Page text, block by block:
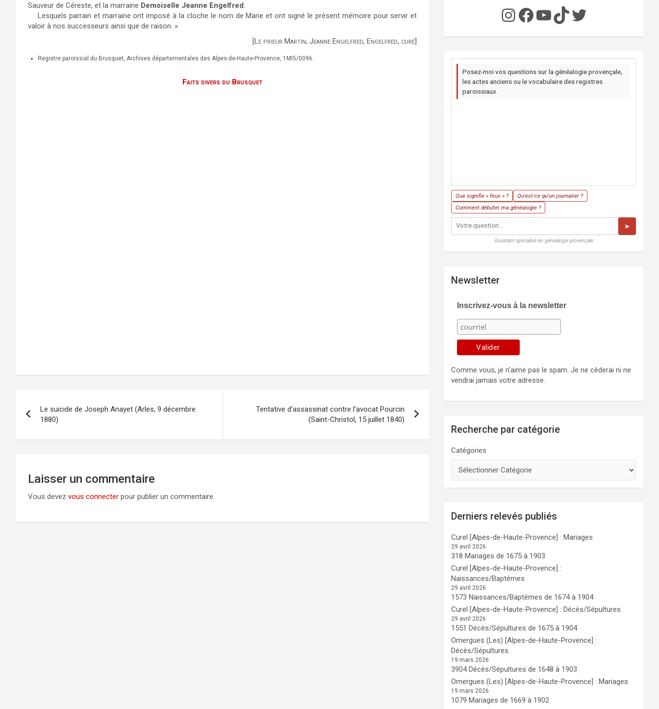
Sauveur de Céreste, et la marraine Demoiselle Jeanne Engelfred.
Lesquels parrain et marraine ont imposé à la cloche le nom de Marie et ont signé le présent mémoire pour servir et
valoir à nos successeurs ainsi que de raison. »
[Le prieur Martin, Jeanne Engelfred, Engelfred, curé]
Registre paroissial du Brusquet, Archives départementales des Alpes-de-Haute-Provence, 1MI5/0096.
Faits divers du Brusquet
Navigation
Le suicide de Joseph Anayet (Arles, 9 décembre
1880)
Tentative d’assassinat contre l’avocat Pourcin
(Saint-Christol, 15 juillet 1840)
Laisser un commentaire
Vous devez vous connecter pour publier un commentaire.
Instagram
Facebook
YouTube
TikTok
Twitter
Posez-moi vos questions sur la généalogie provençale,
les actes anciens ou le vocabulaire des registres
paroissiaux.
Que signifie « feus » ?
Qu'est-ce qu'un journalier ?
Comment débuter ma généalogie ?
➤
Assistant spécialisé en généalogie provençale
Newsletter
Inscrivez-vous à la newsletter
Comme vous, je n'aime pas le spam. Je ne cèderai ni ne
vendrai jamais votre adresse.
Recherche par catégorie
Catégories
Derniers relevés publiés
Curel [Alpes-de-Haute-Provence] : Mariages
29 avril 2026
318 Mariages de 1675 à 1903
Curel [Alpes-de-Haute-Provence] :
Naissances/Baptêmes
29 avril 2026
1573 Naissances/Baptêmes de 1674 à 1904
Curel [Alpes-de-Haute-Provence] : Décès/Sépultures
29 avril 2026
1551 Décès/Sépultures de 1675 à 1904
Omergues (Les) [Alpes-de-Haute-Provence] :
Décès/Sépultures
19 mars 2026
3904 Décès/Sépultures de 1648 à 1903
Omergues (Les) [Alpes-de-Haute-Provence] : Mariages
19 mars 2026
1079 Mariages de 1669 à 1902